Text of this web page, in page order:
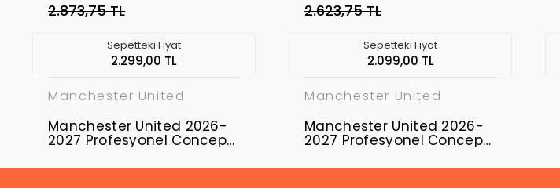
2.873,75 TL
Sepetteki Fiyat
2.299,00 TL
Manchester United
Manchester United 2026-
2027 Profesyonel Concept
2.623,75 TL
Sepetteki Fiyat
2.099,00 TL
Manchester United
Manchester United 2026-
2027 Profesyonel Concept